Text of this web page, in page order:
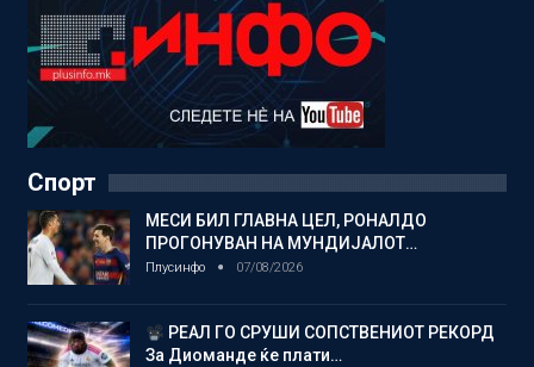
Спорт
МЕСИ БИЛ ГЛАВНА ЦЕЛ, РОНАЛДО
ПРОГОНУВАН НА МУНДИЈАЛОТ…
Плусинфо 07/08/2026
РЕАЛ ГО СРУШИ СОПСТВЕНИОТ РЕКОРД
За Диоманде ќе плати…